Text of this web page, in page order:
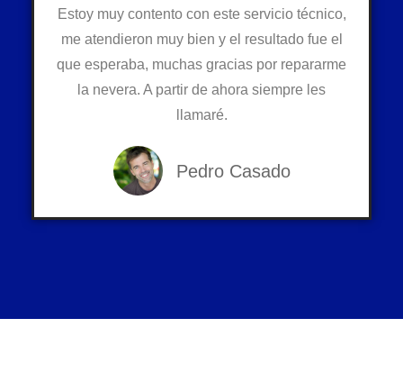
Estoy muy contento con este servicio técnico,
me atendieron muy bien y el resultado fue el
que esperaba, muchas gracias por repararme
la nevera. A partir de ahora siempre les
llamaré.
Pedro Casado